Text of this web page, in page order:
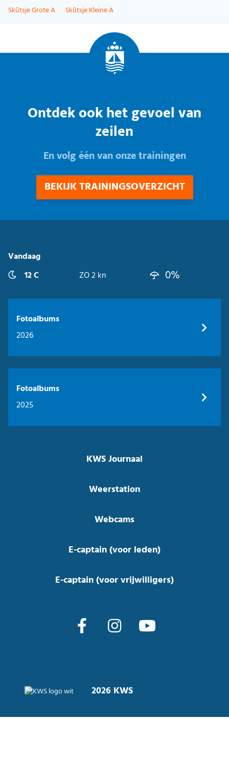
Skûtsje Grote A Skûtsje Kleine A
Ontdek ook het gevoel van
zeilen
En volg één van onze trainingen
BEKIJK TRAININGSOVERZICHT
Vandaag
12 C
ZO 2 kn 0%
Fotoalbums
2026
Fotoalbums
2025
KWS Journaal
Weerstation
Webcams
E-captain (voor leden)
E-captain (voor vrijwilligers)
2026 KWS